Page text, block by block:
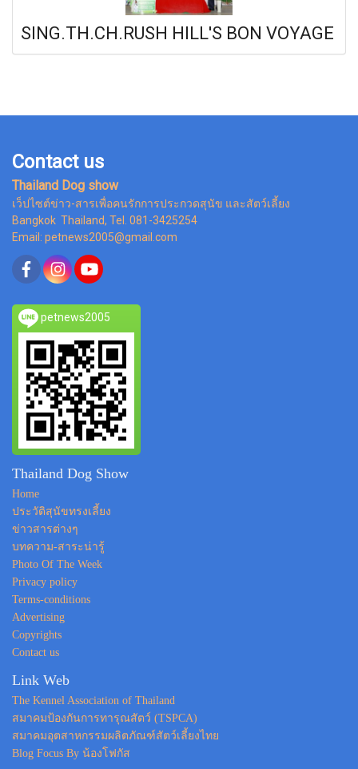
SING.TH.CH.RUSH HILL'S BON VOYAGE
Contact us
Thailand Dog show
เว็ปไซต์ข่าว-สารเพื่อคนรักการประกวดสุนัข และสัตว์เลี้ยง
Bangkok Thailand, Tel. 081-3425254
Email: petnews2005@gmail.com
petnews2005
Thailand Dog Show
Home
ประวัติสุนัขทรงเลี้ยง
ข่าวสารต่างๆ
บทความ-สาระน่ารู้
Photo Of The Week
Privacy policy
Terms-conditions
Advertising
Copyrights
Contact us
Link Web
The Kennel Association of Thailand
สมาคมป้องกันการทารุณสัตว์ (TSPCA)
สมาคมอุตสาหกรรมผลิตภัณฑ์สัตว์เลี้ยงไทย
Blog Focus By น้องโฟกัส